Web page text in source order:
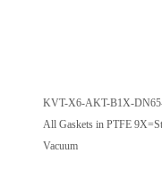
KVT-X6-AKT-B1X-
All Gaskets in PTFE
Vacuum